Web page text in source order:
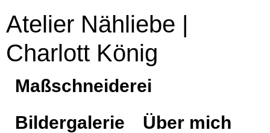
Atelier Nähliebe |
Charlott König
Maßschneiderei
Bildergalerie
Über mich